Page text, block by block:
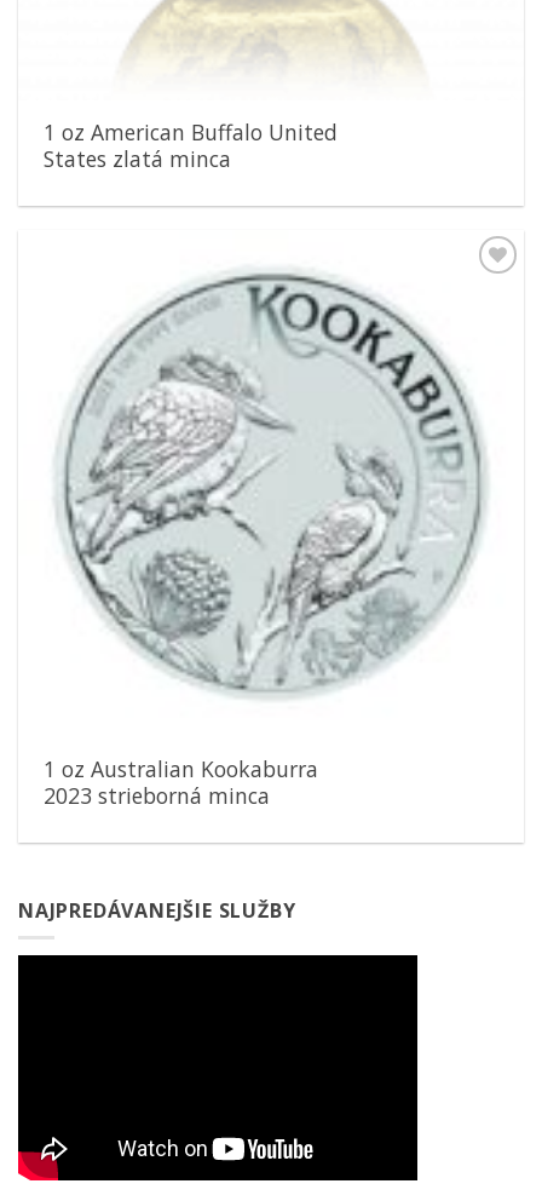
1 oz American Buffalo United
States zlatá minca
1 oz Australian Kookaburra
2023 strieborná minca
NAJPREDÁVANEJŠIE SLUŽBY